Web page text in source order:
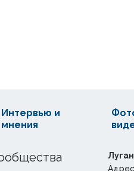
Интервью и
мнения